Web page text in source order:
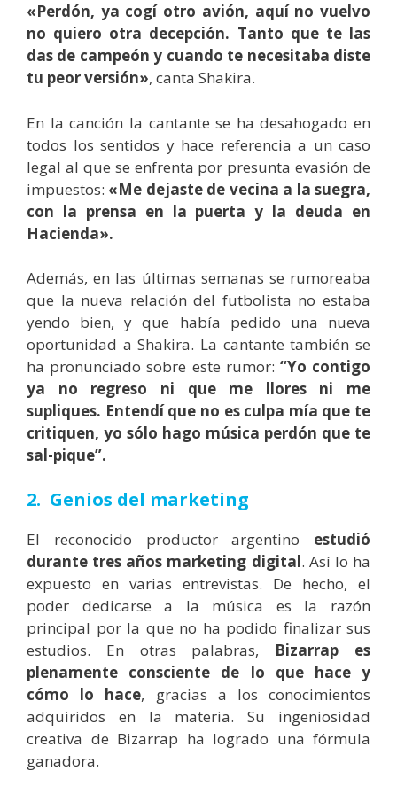
«Perdón, ya cogí otro avión, aquí no vuelvo
no quiero otra decepción. Tanto que te las
das de campeón y cuando te necesitaba diste
tu peor versión», canta Shakira.
En la canción la cantante se ha desahogado en
todos los sentidos y hace referencia a un caso
legal al que se enfrenta por presunta evasión de
impuestos: «Me dejaste de vecina a la suegra,
con la prensa en la puerta y la deuda en
Hacienda».
Además, en las últimas semanas se rumoreaba
que la nueva relación del futbolista no estaba
yendo bien, y que había pedido una nueva
oportunidad a Shakira. La cantante también se
ha pronunciado sobre este rumor: “Yo contigo
ya no regreso ni que me llores ni me
supliques. Entendí que no es culpa mía que te
critiquen, yo sólo hago música perdón que te
sal-pique”.
2. Genios del marketing
El reconocido productor argentino estudió
durante tres años marketing digital. Así lo ha
expuesto en varias entrevistas. De hecho, el
poder dedicarse a la música es la razón
principal por la que no ha podido finalizar sus
estudios. En otras palabras, Bizarrap es
plenamente consciente de lo que hace y
cómo lo hace, gracias a los conocimientos
adquiridos en la materia.Su ingeniosidad
creativa de Bizarrap ha logrado una fórmula
ganadora.